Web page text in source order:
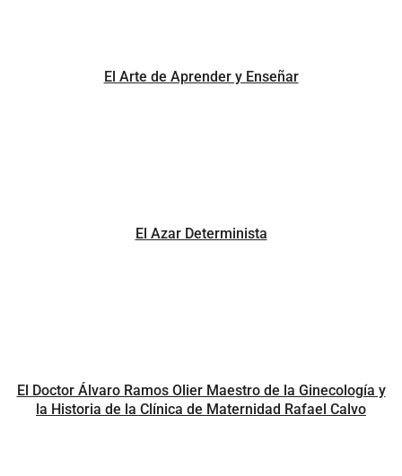
El Arte de Aprender y Enseñar
El Azar Determinista
El Doctor Álvaro Ramos Olier Maestro de la Ginecología y
la Historia de la Clínica de Maternidad Rafael Calvo